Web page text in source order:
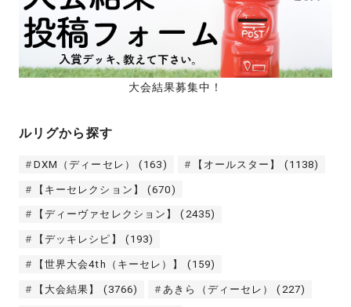
大会結果募集中！
ルリグから探す
DXM（ディーセレ） (163) 【オールスター】 (1138)
【キーセレクション】 (670)
【ディーヴァセレクション】 (2435)
【デッキレシピ】 (193)
【世界大会4th（キーセレ）】 (159)
【大会結果】 (3766) あきら（ディーセレ） (227)